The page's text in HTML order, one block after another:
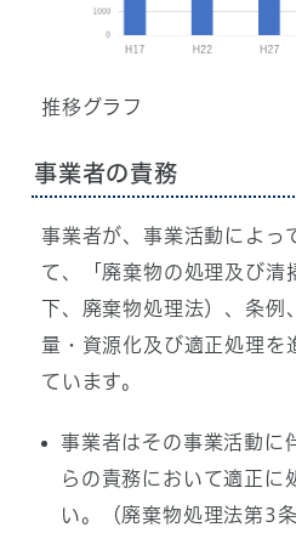
推移グラフ
事業者の責務
事業者が、事業活動によっ
て、「廃棄物の処理及び清
下、廃棄物処理法）、条
量・資源化及び適正処理を
ています。
事業者はその事業活動に
らの責務において適正に
い。（廃棄物処理法第3条